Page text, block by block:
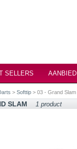
SELLERS
>Softtip > 03 - Grand Slam
SLAM 1 product